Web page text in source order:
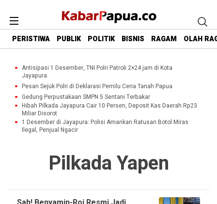
PERISTIWA PUBLIK POLITIK BISNIS RAGAM OLAH
Antisipasi 1 Desember, TNI Polri Patroli 2×24 jam di Kota
Jayapura
Pesan Sejuk Polri di Deklarasi Pemilu Ceria Tanah Papua
Gedung Perpustakaan SMPN 5 Sentani Terbakar
Hibah Pilkada Jayapura Cair 10 Persen, Deposit Kas Daerah Rp23
Miliar Disorot
1 Desember di Jayapura: Polisi Amankan Ratusan Botol Miras
Ilegal, Penjual Ngacir
Pilkada Yapen